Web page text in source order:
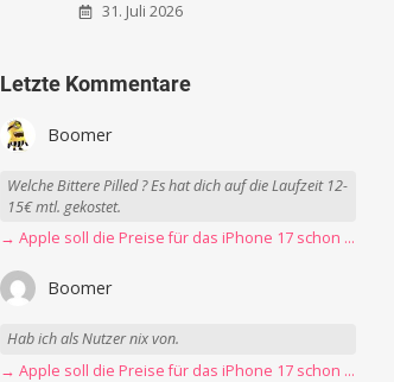
31. Juli 2026
Letzte Kommentare
Boomer
Welche Bittere Pilled ? Es hat dich auf die Laufzeit 12-
15€ mtl. gekostet.
→ Apple soll die Preise für das iPhone 17 schon Montag erhöhen
Boomer
Hab ich als Nutzer nix von.
→ Apple soll die Preise für das iPhone 17 schon Montag erhöhen